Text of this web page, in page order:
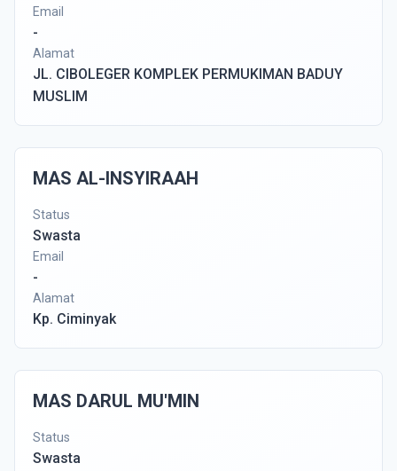
Email
-
Alamat
JL. CIBOLEGER KOMPLEK PERMUKIMAN BADUY
MUSLIM
MAS AL-INSYIRAAH
Status
Swasta
Email
-
Alamat
Kp. Ciminyak
MAS DARUL MU'MIN
Status
Swasta